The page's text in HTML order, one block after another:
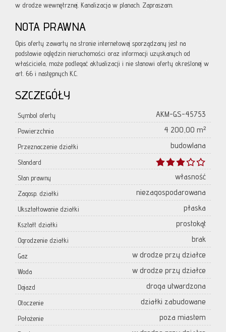
w drodze wewnętrznej. Kanalizacja w planach. Zapraszam.
NOTA PRAWNA
Opis oferty zawarty na stronie internetowej sporządzany jest na
podstawie oględzin nieruchomości oraz informacji uzyskanych od
właściciela, może podlegać aktualizacji i nie stanowi oferty określonej w
art. 66 i następnych K.C.
SZCZEGÓŁY
Symbol oferty AKM-GS-45753
Powierzchnia 4 200,00 m²
Przeznaczenie działki budowlana
Standard
Stan prawny
własność
Zagosp. działki niezagospodarowana
Ukształtowanie działki płaska
Kształt działki prostokąt
Ogrodzenie działki brak
Gaz w drodze przy działce
Woda w drodze przy działce
Dojazd droga utwardzona
Otoczenie działki zabudowane
Położenie poza miastem